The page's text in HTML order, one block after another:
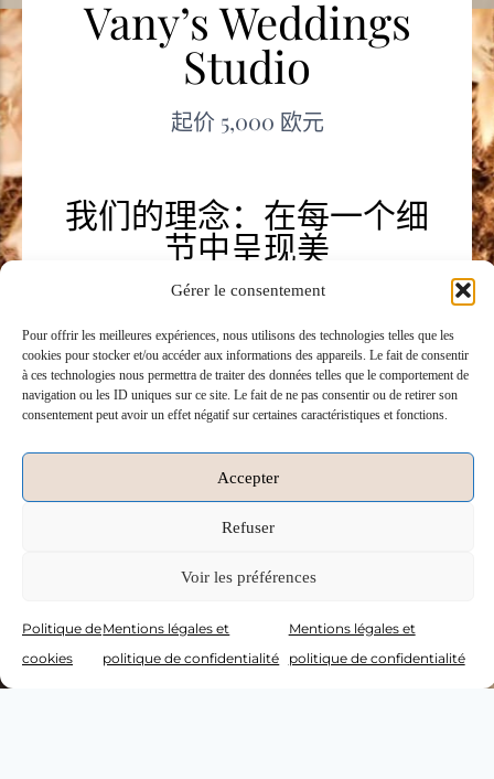
Gérer le consentement
Pour offrir les meilleures expériences, nous utilisons des technologies telles que les
cookies pour stocker et/ou accéder aux informations des appareils. Le fait de consentir
à ces technologies nous permettra de traiter des données telles que le comportement de
navigation ou les ID uniques sur ce site. Le fait de ne pas consentir ou de retirer son
consentement peut avoir un effet négatif sur certaines caractéristiques et fonctions.
Accepter
Refuser
Voir les préférences
Politique de
cookies
Mentions légales et
politique de confidentialité
Mentions légales et
politique de confidentialité
Vany’s Weddings
Studio
起价 5,000 欧元
我们的理念：在每一个细
节中呈现美
焦虑的过程，
而应是一段优雅、流畅、充满灵感的旅程。
由Vanessa创立的Vany’s Weddings以极致的高端标准著
Studio 团队延续同样的精神与专业水准，
每一位婚礼策划师都接受过系统培训，精通 Vany’s
每位团队成员都秉持同一个信念：